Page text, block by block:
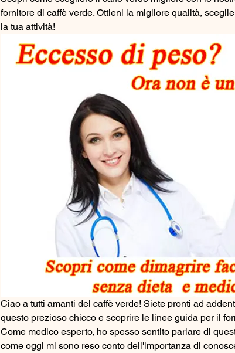
fornitore di caffè verde. Ottieni la migliore qualità,
la tua attività!
Ciao a tutti amanti del caffè verde! Siete pronti ad
questo prezioso chicco e scoprire le linee guida per il
Come medico esperto, ho spesso sentito parlare di
come oggi mi sono reso conto dell'importanza di